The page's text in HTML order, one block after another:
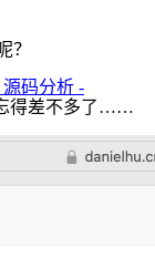
？
源码分析 -
得差不多了……